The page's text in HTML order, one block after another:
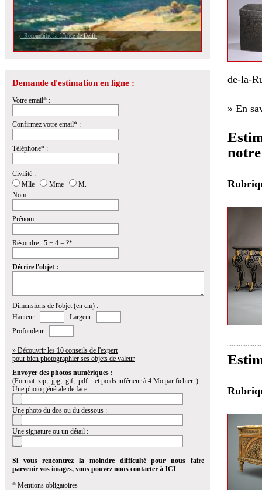
Reconnaitre la faïence de Delft.
Demande d'estimation en ligne :
Votre email* :
Confirmez votre email* :
Téléphone* :
Civilité :
Mlle
Mme
M.
Nom :
Prénom :
Résoudre : 5 + 4 = ?*
Décrire l'objet :
Dimensions de l'objet (en cm) :
Hauteur :
Largeur :
Profondeur :
» Découvrir les 10 conseils de l'expert
pour bien photographier ses objets de valeur
Envoyer des photos numériques :
(Format .zip, .jpg, .gif, .pdf... et poids inférieur à 4 Mo par fichier. )
Une photo générale de face :
Une photo du dos ou du dessous :
Une signature ou un détail :
Si vous rencontrez la moindre difficulté pour nous faire
parvenir vos images, vous pouvez nous contacter à ICI
* Mentions obligatoires
de-la-
» En